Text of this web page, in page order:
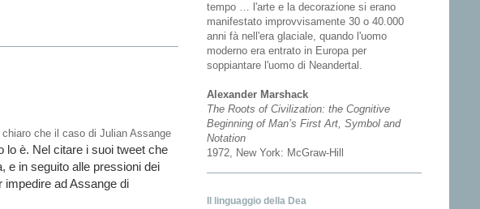
che il caso di Julian Assange
lo è. Nel citare i suoi tweet che
e in seguito alle pressioni dei
impedire ad Assange di
tempo … l'arte e la decorazione si erano
manifestato improvvisamente 30 o 40.000
anni fà nell'era glaciale, quando l'uomo
moderno era entrato in Europa per
soppiantare l'uomo di Neandertal.
Alexander Marshack
The Roots of Civilization: the Cognitive
Beginning of Man’s First Art, Symbol and
Notation
1972, New York: McGraw-Hill
Il linguaggio della Dea